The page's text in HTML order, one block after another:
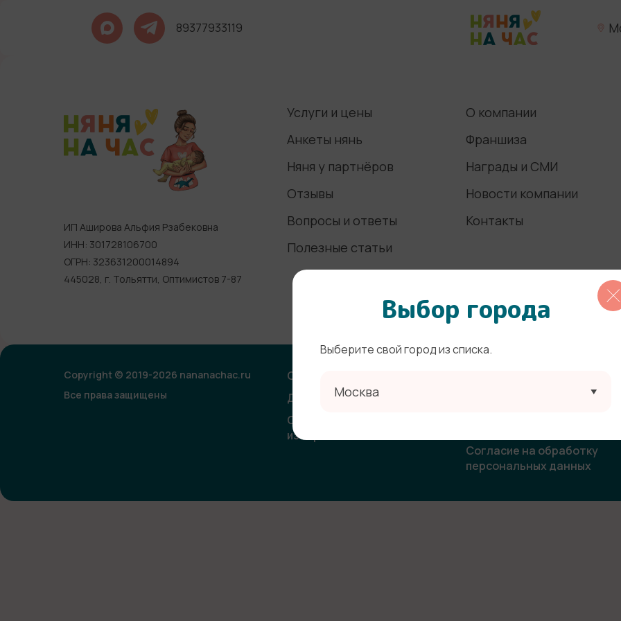
89377933119
ИП Аширова Альфия Рзабековна
ИНН: 301728106700
ОГРН: 323631200014894
445028, г. Тольятти, Оптимистов 7-87
Услуги и цены
Анкеты нянь
Няня у партнёров
Отзывы
Вопросы и ответы
Полезные статьи
О компании
Франшиза
Награды и СМИ
Новости компании
Контакты
Copyright © 2019-2026 nananachac.ru
Все права защищены
Оплата
Договор-оферта
Согласие на использование
изображения
Политика
Согласие на получение
Согласие на обработку
персональных данных
Выбор города
Выберите свой город из списка.
Москва